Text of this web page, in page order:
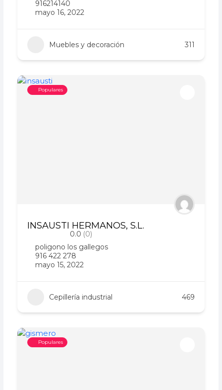
916214140
mayo 16, 2022
Muebles y decoración 311
Populares
INSAUSTI HERMANOS, S.L.
0.0 (0)
poligono los gallegos
916 422 278
mayo 15, 2022
Cepillería industrial 469
Populares